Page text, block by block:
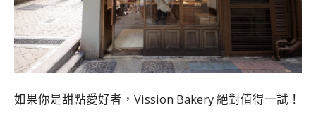
如果你是甜點愛好者，Vission Bakery 絕對值得一試！